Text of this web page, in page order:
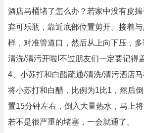
酒店马桶堵了怎么办？若家中没有皮
弃可乐瓶，靠近底部位置剪开。接着
样，对准管道口，然后从上向下压，
清洗/清污开啦!不过朋友们一定要记得
4、小苏打和白醋疏通/清洗/清污酒店马
将小苏打和白醋，比例为1比1，然后
置15分钟左右，倒入大量热水，马上将
若不是很严重的堵塞，一会就通了。